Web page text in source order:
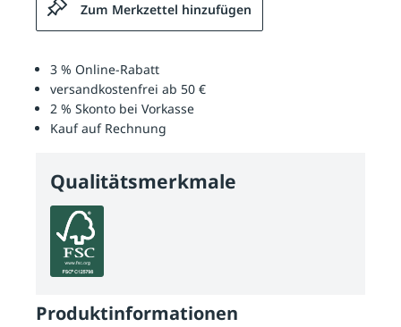
Zum Merkzettel hinzufügen
3 % Online-Rabatt
versandkostenfrei ab 50 €
2 % Skonto bei Vorkasse
Kauf auf Rechnung
Qualitätsmerkmale
Produktinformationen